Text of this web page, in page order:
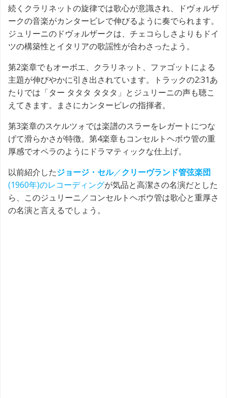
続くクラリネットの旋律では歌心が意識され、ドヴォルザ
ークの音楽がカンタービレで伸びるように奏でられます。
ジュリーニのドヴォルザークは、チェコらしさよりもドイ
ツの構築性とイタリアの歌謡性が合わさったよう。
第2楽章でもオーボエ、クラリネット、ファゴットによる
主題が伸びやかに引き出されています。トラックの2:31あ
たりでは「ター タタタ タタタ」とジュリーニの声も聴こ
えてきます。まさにカンタービレの指揮者。
第3楽章のスケルツォでは楽譜のスラーをレガートにつな
げて滑らかさが特徴。第4楽章もコンセルトヘボウ管の重
厚感でオペラのようにドラマティックな仕上げ。
以前紹介したジョージ・セル／クリーヴランド管弦楽団
(1960年)のレコーディングが気品と高潔さの名演だとした
ら、このジュリーニ／コンセルトヘボウ管は歌心と重厚さ
の名演と言えるでしょう。